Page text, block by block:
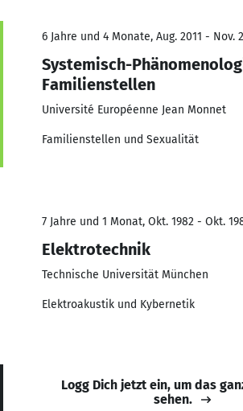
6 Jahre und 4 Monate, Aug. 2011 - Nov.
Systemisch-
Familienstellen
Université Européenne Jean Monnet
Familienstellen und Sexualität
7 Jahre und 1 Monat, Okt. 1982 - Okt.
Elektrotechnik
Technische Universität München
Elektroakustik und Kybernetik
Logg Dich jetzt ein, um das
sehen.